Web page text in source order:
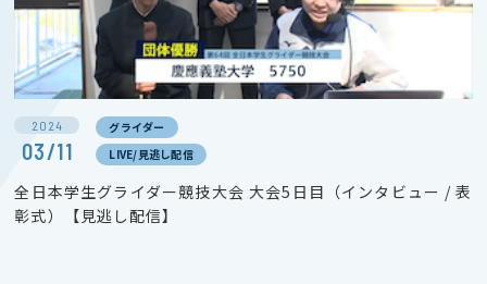
2024
03/11
グライダー
LIVE/見逃し配信
全日本学生グライダー競技大会 大会5日目（インタビュー / 表
彰式）【見逃し配信】